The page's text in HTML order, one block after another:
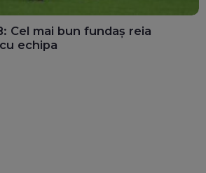
Cel mai bun fundaș reia
echipa